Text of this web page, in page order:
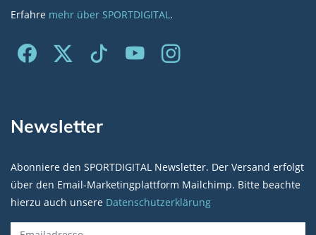
Erfahre mehr über SPORTDIGITAL.
Newsletter
Abonniere den SPORTDIGITAL Newsletter. Der Versand erfolgt
über den Email-Marketingplattform Mailchimp. Bitte beachte
hierzu auch unsere Datenschutzerklärung